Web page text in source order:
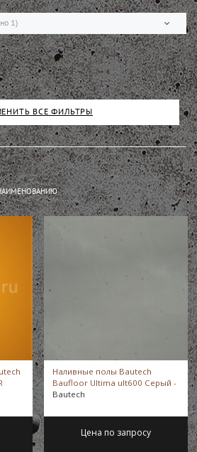
1)
продаж
ВСЕ ФИЛЬТРЫ
Наливные полы Bautech
Baufloor Ultima ult600 Серый -
Bautech
Цена по запросу